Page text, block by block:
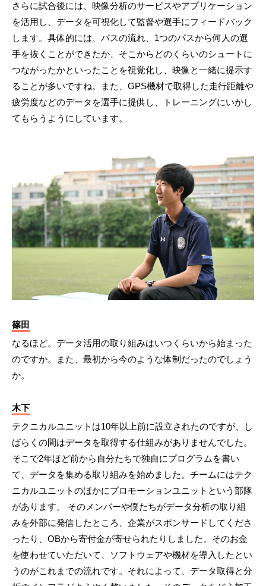
さらに試合後には、映像分析のサービスやアプリケーション
を活用し、データを可視化して監督や選手にフィードバック
します。具体的には、パスの流れ、1つのパスから何人の選
手を抜くことができたか、そこからどのくらいのシュートに
つながったかといったことを視覚化し、映像と一緒に提示す
ることが多いですね。また、GPS機材で取得した走行距離や
疲労度などのデータを選手に提供し、トレーニングにいかし
てもらうようにしています。
篠田
なるほど。データ活用の取り組みはいつくらいから始まった
のですか。また、最初から今のような体制だったのでしょう
か。
木下
テクニカルユニットは10年以上前に設立されたのですが、し
ばらくの間はデータを取得する仕組みがありませんでした。
そこで2年ほど前から自分たちで独自にプログラムを書い
て、データを集める取り組みを始めました。チームにはテク
ニカルユニットのほかにプロモーションユニットという部隊
があります。 そのメンバーや僕たちがデータ分析の取り組
みを外部に発信したところ、企業がスポンサードしてくださ
ったり、OBから寄付金が寄せられたりしました。そのお金
を使わせていただいて、ソフトウェアや機材を導入したとい
うのがこれまでの流れです。それによって、データ取得と分